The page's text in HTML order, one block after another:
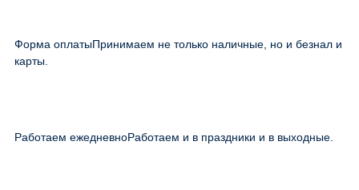
Форма оплатыПринимаем не только наличные, но и безнал и
карты.
Работаем ежедневноРаботаем и в праздники и в выходные.